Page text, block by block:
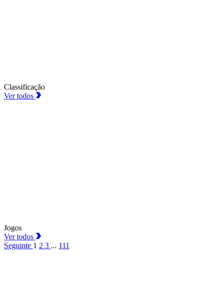
Classificação
Ver todos
Jogos
Ver todos
Seguinte 1 2 3 ... 111